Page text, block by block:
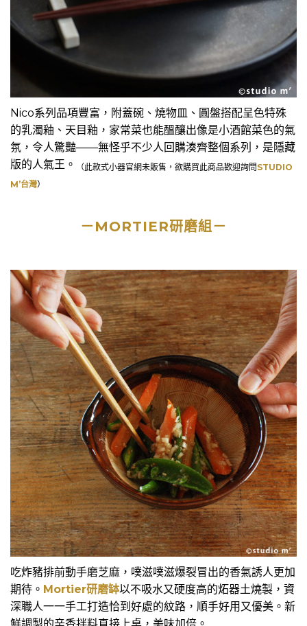
Nico系列品項豐富，附蓋碗、燒物皿、圓盤搭配呈色特殊
的乳濁釉、天目釉，家常菜也能醞釀出像是小酒館菜色的氣
氛，令人驚豔——無怪乎不少人回購湊齊整個系列，是隱藏
版的人氣王。
（此款式小器官網未販售，欲購買此商品歡迎詢問 STUDIO
M’台灣）
－MORTIER研磨組－
吃炸豬排前動手磨芝麻，噗滋噗滋爆裂冒出的香氣誘人更加
期待。 Mortier研磨缽以不吸水又硬度高的炻器土燒製，資
深職人一一手工打造恰到好處的紋路，順手好用又優美。新